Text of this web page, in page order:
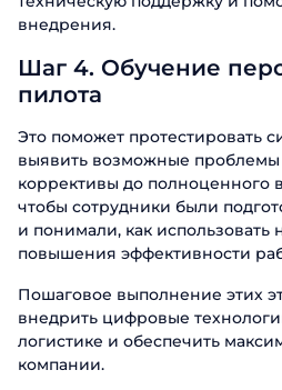
внедрения.
Шаг 4. Обучение
пилота
Это поможет протестировать
выявить возможные
коррективы до полноценного
чтобы сотрудники были
и понимали, как
повышения эффективности
Пошаговое выполнение этих
внедрить цифровые
логистике и обеспечить
компании.
Название компании
продуктам.
свяжется с вами в
именно нашими
наших сотрудников
ближайшее время.
именно нашими
наших сотрудников
ближайшее время.